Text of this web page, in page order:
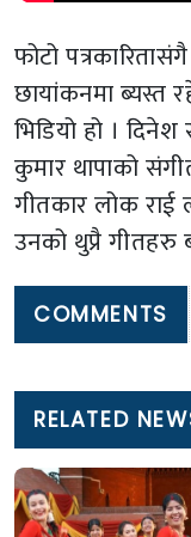
फोटो
छायांकनमा ब्यस्त
भिडियो हो ।
कुमार थापाको
गीतकार लोक राई
उनको थुप्रै
COMMENTS
RELATED